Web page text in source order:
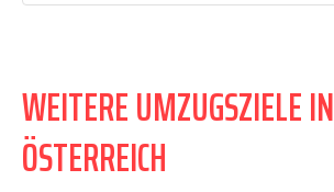
WEITERE UMZUGSZIELE IN
ÖSTERREICH